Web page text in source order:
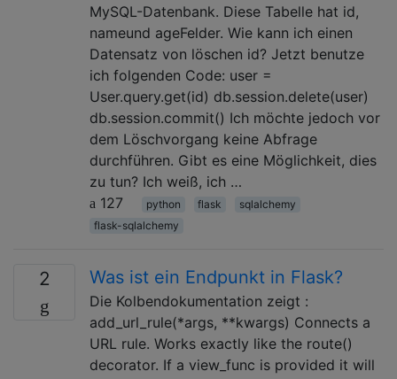
MySQL-Datenbank. Diese Tabelle hat id,
nameund ageFelder. Wie kann ich einen
Datensatz von löschen id? Jetzt benutze
ich folgenden Code: user =
User.query.get(id) db.session.delete(user)
db.session.commit() Ich möchte jedoch vor
dem Löschvorgang keine Abfrage
durchführen. Gibt es eine Möglichkeit, dies
zu tun? Ich weiß, ich …
127
python flask
sqlalchemy
flask-sqlalchemy
2 Was ist ein Endpunkt in Flask?
Die Kolbendokumentation zeigt :
add_url_rule(*args, **kwargs) Connects a
URL rule. Works exactly like the route()
decorator. If a view_func is provided it will